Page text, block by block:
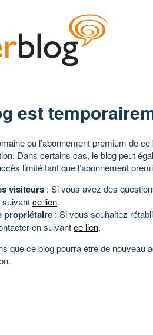
est
ou l’abonnement premium de
Dans certains cas, le blog peut
limité tant que l’abonnement
visiteurs : Si vous avez des
suivantce lien.
propriétaire : Si vous souhaitez
en suivantce lien.
que ce blog pourra être de nouveau